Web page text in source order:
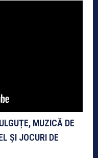
MUZICĂ DE
ȘI JOCURI DE